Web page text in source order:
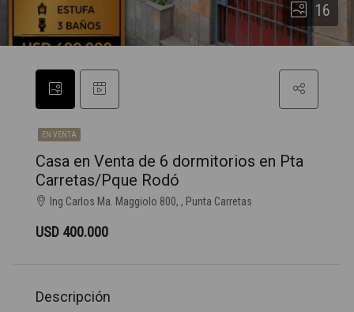
16
EN VENTA
Casa en Venta de 6 dormitorios en Pta
Carretas/Pque Rodó
Ing Carlos Ma. Maggiolo 800, , Punta Carretas
USD 400.000
Descripción